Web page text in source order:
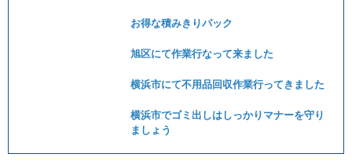
お得な積みきりパック
旭区にて作業行なって来ました
横浜市にて不用品回収作業行ってきました
横浜市でゴミ出しはしっかりマナーを守り
ましょう